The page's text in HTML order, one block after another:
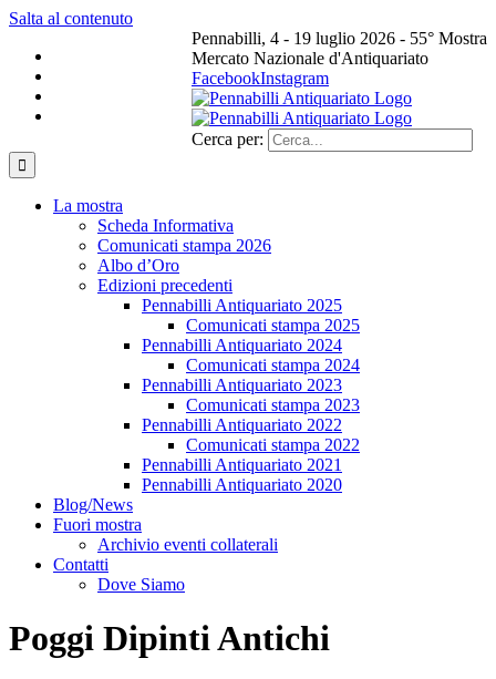
Salta al contenuto
Pennabilli, 4 - 19 luglio 2026 - 55° Mostra
Mercato Nazionale d'Antiquariato
FacebookInstagram
Cerca per:
La mostra
Scheda Informativa
Comunicati stampa 2026
Albo d’Oro
Edizioni precedenti
Pennabilli Antiquariato 2025
Comunicati stampa 2025
Pennabilli Antiquariato 2024
Comunicati stampa 2024
Pennabilli Antiquariato 2023
Comunicati stampa 2023
Pennabilli Antiquariato 2022
Comunicati stampa 2022
Pennabilli Antiquariato 2021
Pennabilli Antiquariato 2020
Blog/News
Fuori mostra
Archivio eventi collaterali
Contatti
Dove Siamo
Poggi Dipinti Antichi